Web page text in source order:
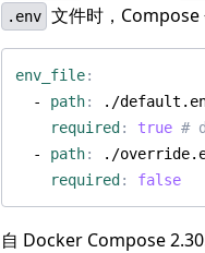
.env 文件时，Compose
env_file:
- path:
./
required : true #
- path:
./
required : false
自 Docker Compose